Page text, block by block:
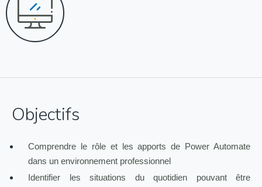
Objectifs
Comprendre le rôle et les apports de Power Automate
dans un environnement professionnel
Identifier les situations du quotidien pouvant être